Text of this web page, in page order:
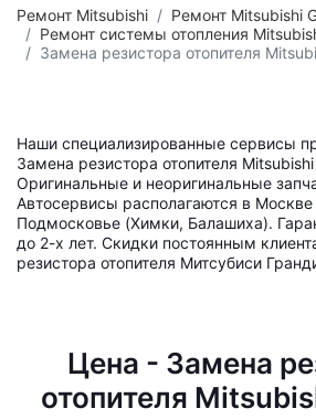
Ремонт Mitsubishi
Ремонт Mitsubishi
Ремонт системы отопления
Замена резистора отопителя
Наши специализированные сервисы
Замена резистора отопителя
Оригинальные и неоригинальные
Автосервисы располагаются в
Подмосковье (Химки, Балашиха).
до 2-х лет. Скидки постоянным
резистора отопителя Митсубиси
Цена - Замена
отопителя